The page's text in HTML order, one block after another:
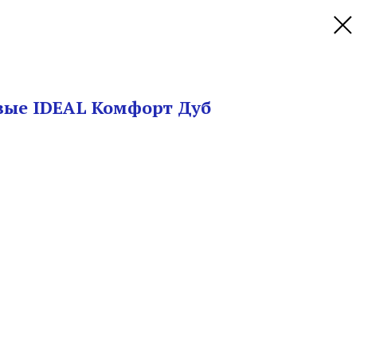
IDEAL Комфорт Дуб